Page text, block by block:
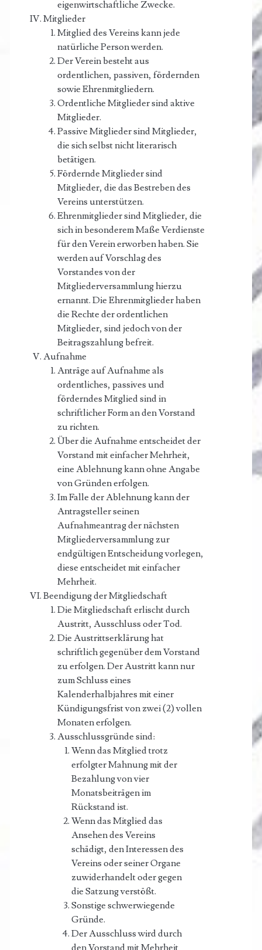
eigenwirtschaftliche Zwecke.
Mitglieder
Mitglied des Vereins kann jede
natürliche Person werden.
Der Verein besteht aus
ordentlichen, passiven, fördernden
sowie Ehrenmitgliedern.
Ordentliche Mitglieder sind aktive
Mitglieder.
Passive Mitglieder sind Mitglieder,
die sich selbst nicht literarisch
betätigen.
Fördernde Mitglieder sind
Mitglieder, die das Bestreben des
Vereins unterstützen.
Ehrenmitglieder sind Mitglieder, die
sich in besonderem Maße Verdienste
für den Verein erworben haben. Sie
werden auf Vorschlag des
Vorstandes von der
Mitgliederversammlung hierzu
ernannt. Die Ehrenmitglieder haben
die Rechte der ordentlichen
Mitglieder, sind jedoch von der
Beitragszahlung befreit.
Aufnahme
Anträge auf Aufnahme als
ordentliches, passives und
förderndes Mitglied sind in
schriftlicher Form an den Vorstand
zu richten.
Über die Aufnahme entscheidet der
Vorstand mit einfacher Mehrheit,
eine Ablehnung kann ohne Angabe
von Gründen erfolgen.
Im Falle der Ablehnung kann der
Antragsteller seinen
Aufnahmeantrag der nächsten
Mitgliederversammlung zur
endgültigen Entscheidung vorlegen,
diese entscheidet mit einfacher
Mehrheit.
Beendigung der Mitgliedschaft
Die Mitgliedschaft erlischt durch
Austritt, Ausschluss oder Tod.
Die Austrittserklärung hat
schriftlich gegenüber dem Vorstand
zu erfolgen. Der Austritt kann nur
zum Schluss eines
Kalenderhalbjahres mit einer
Kündigungsfrist von zwei (2) vollen
Monaten erfolgen.
Ausschlussgründe sind:
Wenn das Mitglied trotz
erfolgter Mahnung mit der
Bezahlung von vier
Monatsbeiträgen im
Rückstand ist.
Wenn das Mitglied das
Ansehen des Vereins
schädigt, den Interessen des
Vereins oder seiner Organe
zuwiderhandelt oder gegen
die Satzung verstößt.
Sonstige schwerwiegende
Gründe.
Der Ausschluss wird durch
den Vorstand mit Mehrheit